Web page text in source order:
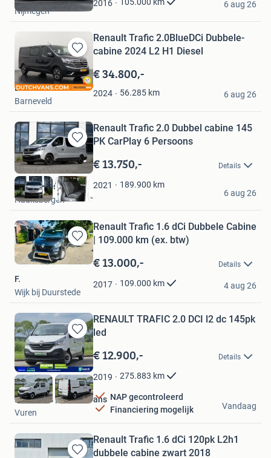
2016 105.000 km
Nijmegen
6 aug 26
Bewaren
in
Mijn
Favorieten
Renault Trafic 2.0BlueDCi Dubbele-
cabine 2024 L2 H1 Diesel
€ 34.800,-
2024 56.285 km
Dutchvans.com
Barneveld
6 aug 26
Bewaren
in
Mijn
Favorieten
Renault Trafic 2.0 Dubbel cabine 145
PK CarPlay 6 Persoons
€ 13.750,- Details
2021 189.900 km
Start Autoservice
Haaksbergen
6 aug 26
Bewaren
in
Favorieten
Renault Trafic 1.6 dCi Dubbele Cabine
| 109.000 km (ex. btw)
€ 13.000,- Details
2017 109.000 km
F.
Wijk bij Duurstede
4 aug 26
Bewaren
in
Mijn
Favorieten
RENAULT TRAFIC 2.0 DCI l2 dc 145pk
led
€ 12.900,- Details
2019 275.883 km
NAP gecontroleerd
Financiering mogelijk
Bestelbus | KLEYN Vans
Vuren
Vandaag
Renault Trafic 1.6 dCi 120pk L2h1
dubbele cabine zwart 2018